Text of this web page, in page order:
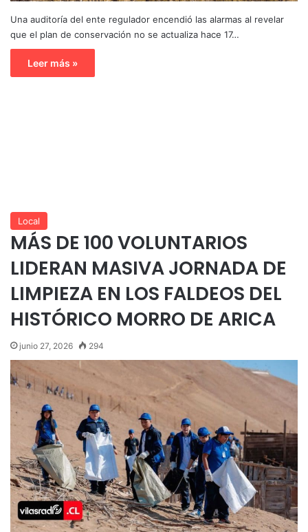
Una auditoría del ente regulador encendió las alarmas al revelar
que el plan de conservación no se actualiza hace 17…
Leer más »
Local
MÁS DE 100 VOLUNTARIOS
LIDERAN MASIVA JORNADA DE
LIMPIEZA EN LOS FALDEOS DEL
HISTÓRICO MORRO DE ARICA
junio 27, 2026 294